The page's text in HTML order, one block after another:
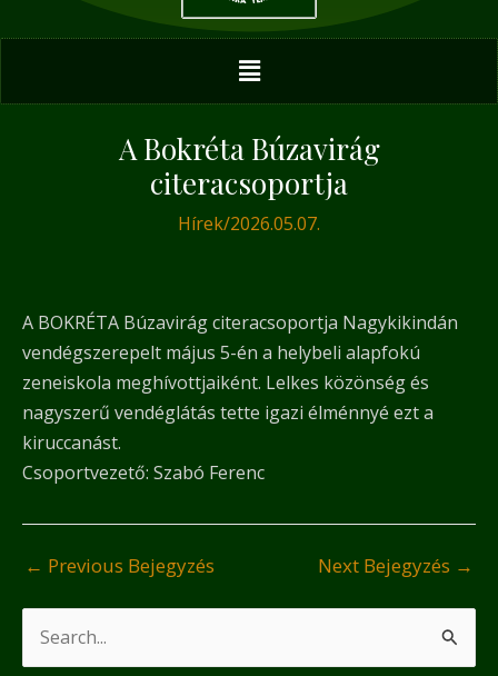
Menu
A Bokréta Búzavirág
citeracsoportja
Hírek/2026.05.07.
A BOKRÉTA Búzavirág citeracsoportja Nagykikindán
vendégszerepelt május 5-én a helybeli alapfokú
zeneiskola meghívottjaiként. Lelkes közönség és
nagyszerű vendéglátás tette igazi élménnyé ezt a
kiruccanást.
Csoportvezető: Szabó Ferenc
← Previous Bejegyzés Next Bejegyzés →